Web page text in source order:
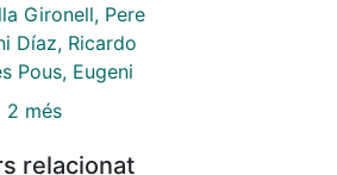
Gironell, Pere
Díaz, Ricardo
Pous, Eugeni
2 més
relacionat